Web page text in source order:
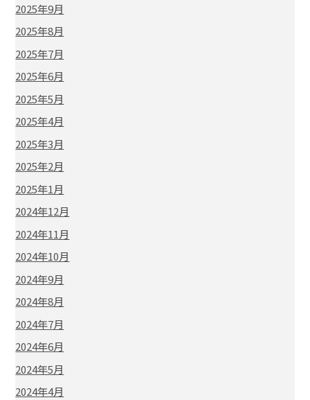
2025年9月
2025年8月
2025年7月
2025年6月
2025年5月
2025年4月
2025年3月
2025年2月
2025年1月
2024年12月
2024年11月
2024年10月
2024年9月
2024年8月
2024年7月
2024年6月
2024年5月
2024年4月